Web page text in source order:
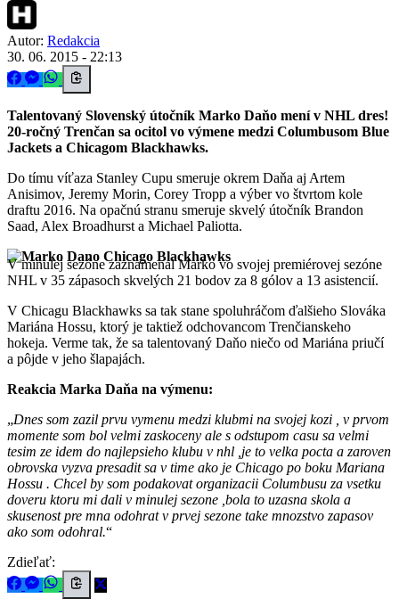
Autor: Redakcia
30. 06. 2015 - 22:13
Talentovaný Slovenský útočník Marko Daňo mení v NHL dres!
20-ročný Trenčan sa ocitol vo výmene medzi Columbusom Blue
Jackets a Chicagom Blackhawks.
Do tímu víťaza Stanley Cupu smeruje okrem Daňa aj Artem
Anisimov, Jeremy Morin, Corey Tropp a výber vo štvrtom kole
draftu 2016. Na opačnú stranu smeruje skvelý útočník Brandon
Saad, Alex Broadhurst a Michael Paliotta.
V minulej sezóne zaznamenal Marko vo svojej premiérovej sezóne
NHL v 35 zápasoch skvelých 21 bodov za 8 gólov a 13 asistencií.
V Chicagu Blackhawks sa tak stane spoluhráčom ďalšieho Slováka
Mariána Hossu, ktorý je taktiež odchovancom Trenčianskeho
hokeja. Verme tak, že sa talentovaný Daňo niečo od Mariána priučí
a pôjde v jeho šlapajách.
Reakcia Marka Daňa na výmenu:
Dnes som zazil prvu vymenu medzi klubmi na svojej kozi , v prvom
momente som bol velmi zaskoceny ale s odstupom casu sa velmi
tesim ze idem do najlepsieho klubu v nhl ,je to velka pocta a zaroven
obrovska vyzva presadit sa v time ako je Chicago po boku Mariana
Hossu . Chcel by som podakovat organizacii Columbusu za vsetku
doveru ktoru mi dali v minulej sezone ,bola to uzasna skola a
skusenost pre mna odohrat v prvej sezone take mnozstvo zapasov
ako som odohral.
Zdieľať: